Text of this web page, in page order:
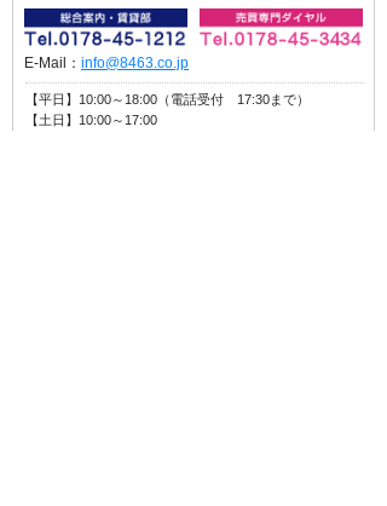
E-Mail： info@8463.co.jp
【平日】10:00～18:00（電話受付 17:30まで）
【土日】10:00～17:00